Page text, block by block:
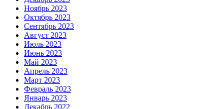
Ноябрь 2023
Октябрь 2023
Сентябрь 2023
Август 2023
Июль 2023
Июнь 2023
Май 2023
Апрель 2023
Март 2023
Февраль 2023
Январь 2023
Декабрь 2022